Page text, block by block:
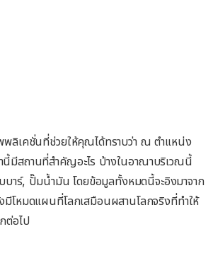
ลิเคชั่นที่ช่วยให้คุณได้ทราบว่า ณ ตำแหน่ง
มีสถานที่สำคัญอะไร บ้างในอาณาบริเวณนี้
บาร์, ปั๊มน้ำมัน โดยข้อมูลทั้งหมดนี้จะอิงมาจาก
โหมดแผนที่โลกเสมือนผสานโลกจริงที่ทำให้
ต่อไป